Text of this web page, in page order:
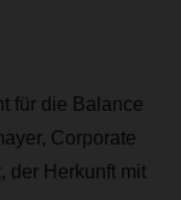
für die Balance
Corporate
der Herkunft mit